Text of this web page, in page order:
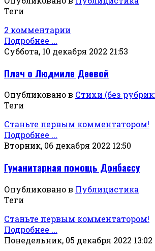
Теги
2 комментарии
Подробнее ...
Суббота, 10 декабря 2022 21:53
Плач о Людмиле Деевой
Опубликовано в Стихи (без
Теги
Станьте первым комментатором!
Подробнее ...
Вторник, 06 декабря 2022 12:50
Гуманитарная помощь Донбассу
Опубликовано в Публицистика
Теги
Станьте первым комментатором!
Подробнее ...
Понедельник, 05 декабря 2022 13:02